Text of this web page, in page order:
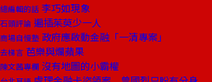
總編輯的話 李巧如現象
石頭評論 遍插茱萸少一人
商場自慢塾 政府應啟動金融「一清專案」
去梯言 芭樂與爛蘋果
陳文茜專欄 沒有地圖的小霸權